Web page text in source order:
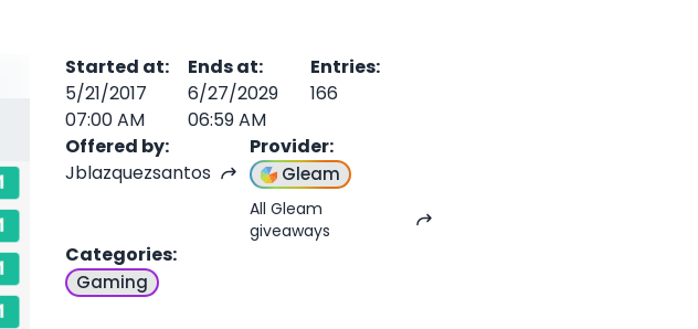
Started at:
5/21/2017
07:00 AM
Ends at:
6/27/2029
06:59 AM
Entries:
166
Offered by:
Jblazquezsantos
Provider:
Gleam
All Gleam
giveaways
Categories:
Gaming